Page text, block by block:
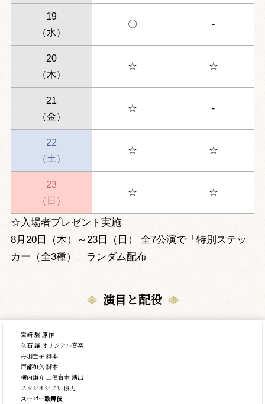
19
（水）
〇 -
20
（木）
☆ ☆
21
（金）
☆ -
22
（土）
☆ ☆
23
（日）
☆ ☆
☆入場者プレゼント実施
8月20日（木）～23日（日） 全7公演で「特別ステッ
カー（全3種）」ランダム配布
演目と配役
宮﨑 駿 原作
久石 譲 オリジナル音楽
丹羽圭子 脚本
戸部和久 脚本
横内謙介 上演台本 演出
スタジオジブリ 協力
スーパー歌舞伎